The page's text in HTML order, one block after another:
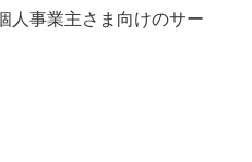
人事業主さま向けのサー